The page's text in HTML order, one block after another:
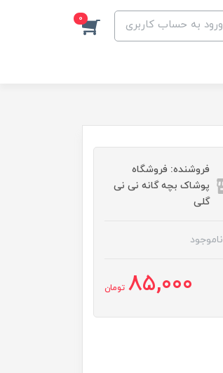
ورود به حساب کاربری 0
فروشنده: فروشگاه
پوشاک بچه گانه نی نی
گلی
ناموجود
85,000 تومان